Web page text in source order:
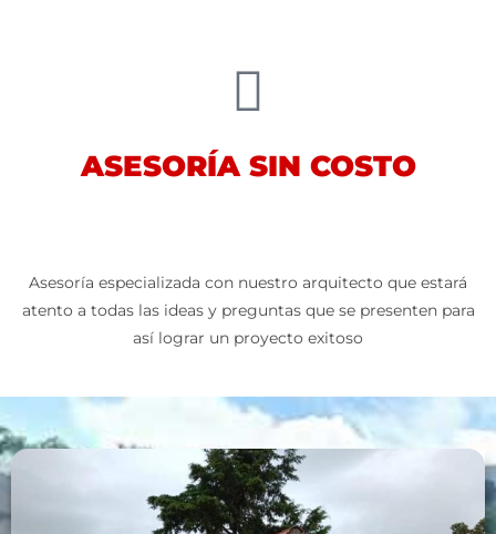
ASESORÍA SIN COSTO
Asesoría especializada con nuestro arquitecto que estará
atento a todas las ideas y preguntas que se presenten para
así lograr un proyecto exitoso